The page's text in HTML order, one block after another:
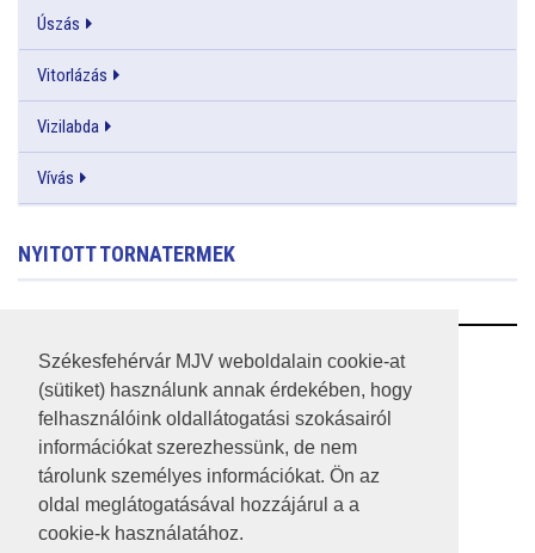
Székesfehérvár MJV weboldalain cookie-at
(sütiket) használunk annak érdekében, hogy
felhasználóink oldallátogatási szokásairól
információkat szerezhessünk, de nem
tárolunk személyes információkat. Ön az
oldal meglátogatásával hozzájárul a a
cookie-k használatához.
Úszás
Vitorlázás
Vizilabda
Vívás
NYITOTT TORNATERMEK
RSS
A HONLAP 2017.03.31-I ÁLLAPOTA
JOGI NYILATKOZAT
IMPRESSZUM